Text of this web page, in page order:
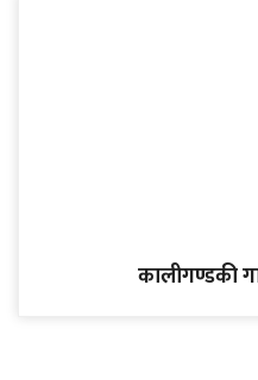
कालीगण्डकी